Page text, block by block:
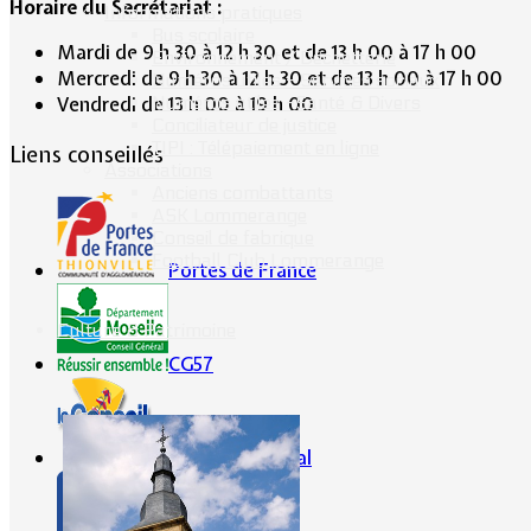
Informations pratiques
Environnement / Déchetterie
Numéros utiles - Services sociaux
Numéros utiles -Santé & Divers
TIPI : Télépaiement en ligne
Associations
Conseil de fabrique
Football Club Lommerange
Culture & Patrimoine
Horaire du Secrétariat :
Mardi de 9 h 30 à 12 h 30 et de 13 h 00 à 17 h 00
Mercredi de 9 h 30 à 12 h 30 et de 13 h 00 à 17 h 00
Vendredi de 13 h 00 à 19 h 00
Liens conseillés
Portes de France
CG57
Conseil Régional